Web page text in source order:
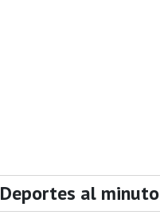
Deportes al minuto